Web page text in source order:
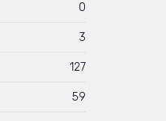
0
3
127
59